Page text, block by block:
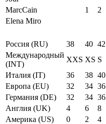
MarcCain
1 2
Elena Miro
Россия (RU)
38 40 42
Международный
(INT)
XXS XS S
Италия (IT)
36 38 40
Европа (EU)
32 34 36
Германия (DE)
32 34 36
Англия (UK)
4 6 8
Америка (US)
0 2 4